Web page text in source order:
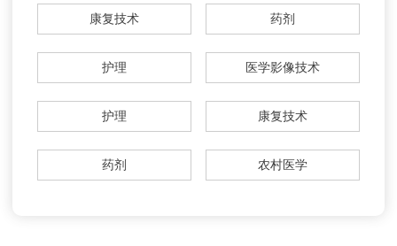
康复技术 药剂
护理 医学影像技术
护理 康复技术
药剂 农村医学